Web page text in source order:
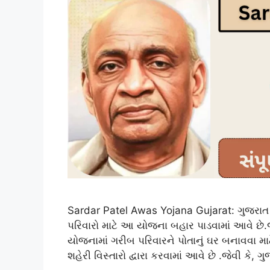
Sardar Patel Awas Yojana Gujarat:
પરિવારો માટે આ યોજના બહાર પાડવામાં
યોજનામાં ગરીબ પરિવારને પોતાનું ઘર
શહેરી વિસ્તારો દ્વારા કરવામાં આવે છે .જેવી કે,